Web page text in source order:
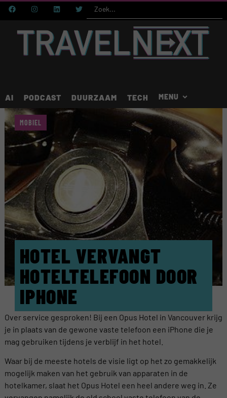
AI PODCAST DUURZAAM TECH
HOTEL VERVANGT
HOTELTELEFOON DOOR
IPHONE
MOBIEL
Over service gesproken! Bij een Opus Hotel in Vancouver krijg
je in plaats van de gewone vaste telefoon een iPhone die je
mag gebruiken tijdens je verblijf in het hotel.
Waar bij de meeste hotels de visie ligt op het zo gemakkelijk
mogelijk maken van het gebruik van apparaten in de
hotelkamer, slaat het Opus Hotel een heel andere weg in. Ze